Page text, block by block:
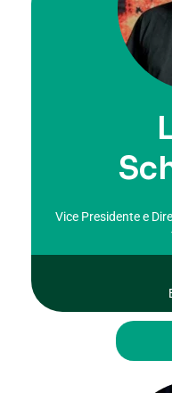
Vice Presidente e